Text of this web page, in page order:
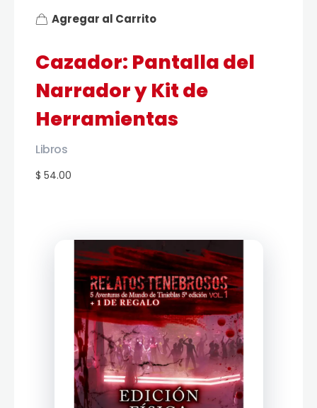
Cazador: Pantalla del
Narrador y Kit de
Herramientas
$ 54.00
Libros
Agregar al Carrito